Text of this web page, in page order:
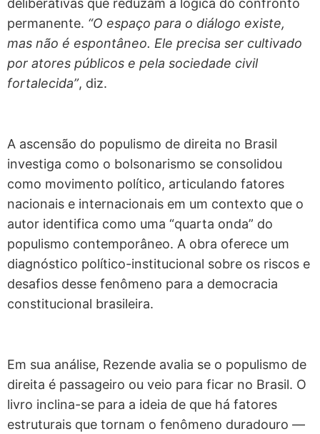
deliberativas que reduzam a lógica do confronto
permanente. “O espaço para o diálogo existe,
mas não é espontâneo. Ele precisa ser cultivado
por atores públicos e pela sociedade civil
fortalecida”, diz.
A ascensão do populismo de direita no Brasil
investiga como o bolsonarismo se consolidou
como movimento político, articulando fatores
nacionais e internacionais em um contexto que o
autor identifica como uma “quarta onda” do
populismo contemporâneo. A obra oferece um
diagnóstico político-institucional sobre os riscos e
desafios desse fenômeno para a democracia
constitucional brasileira.
Em sua análise, Rezende avalia se o populismo de
direita é passageiro ou veio para ficar no Brasil. O
livro inclina-se para a ideia de que há fatores
estruturais que tornam o fenômeno duradouro —